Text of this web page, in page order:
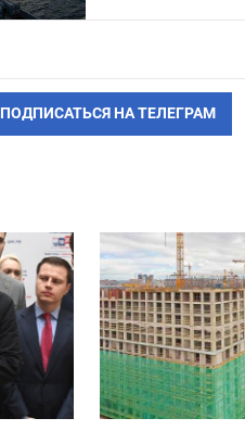
ПОДПИСАТЬСЯ НА ТЕЛЕГРАМ